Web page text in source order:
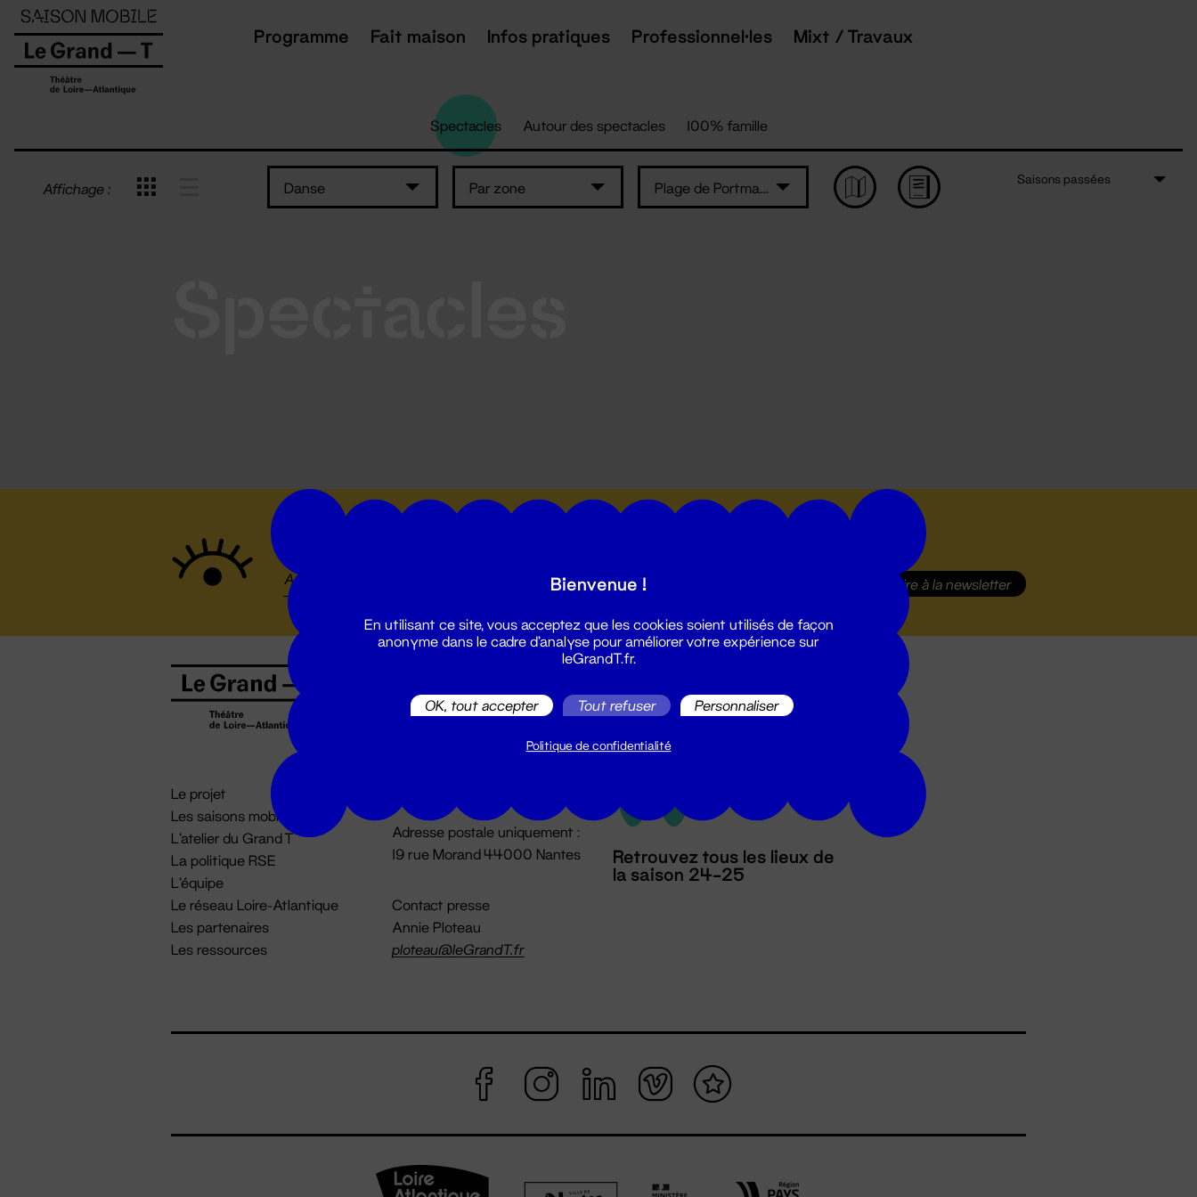
Programme Fait maison Infos pratiques Professionnel·les Mixt / Travaux
Spectacles Autour des spectacles 100% famille
Affichage : Danse Par zone Plage de Portmain - Pornic
Saisons passées
S'inscrire à la newsletter
Le projet
Les saisons mobiles
L'atelier du Grand T
La politique RSE
L'équipe
Le réseau Loire-Atlantique
Les partenaires
Les ressources
02 51 88 25 25
billetterie@leGrandT.fr
Du lundi au vendredi 14h → 18h
Adresse postale uniquement :
19 rue Morand 44000 Nantes
Contact presse
Annie Ploteau
ploteau@leGrandT.fr
Retrouvez tous les lieux de
la saison 24-25
Panneau de gestion des cookies
Bienvenue !
En utilisant ce site, vous acceptez que les cookies soient utilisés de façon
anonyme dans le cadre d'analyse pour améliorer votre expérience sur
leGrandT.fr.
OK, tout accepter Tout refuser Personnaliser
Politique de confidentialité